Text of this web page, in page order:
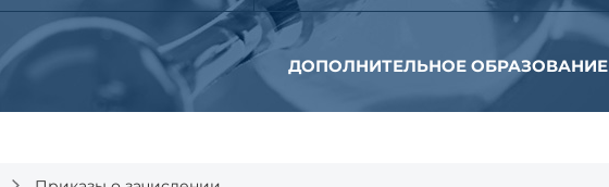
ДОПОЛНИТЕЛЬНОЕ ОБРАЗОВАНИЕ